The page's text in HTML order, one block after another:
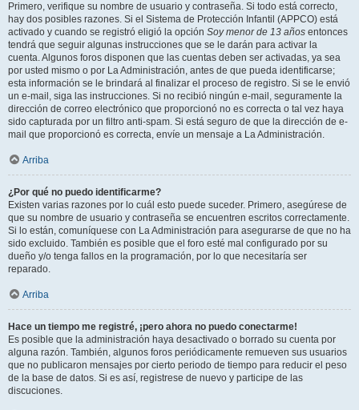
Primero, verifique su nombre de usuario y contraseña. Si todo está correcto,
hay dos posibles razones. Si el Sistema de Protección Infantil (APPCO) está
activado y cuando se registró eligió la opción Soy menor de 13 años entonces
tendrá que seguir algunas instrucciones que se le darán para activar la
cuenta. Algunos foros disponen que las cuentas deben ser activadas, ya sea
por usted mismo o por La Administración, antes de que pueda identificarse;
esta información se le brindará al finalizar el proceso de registro. Si se le envió
un e-mail, siga las instrucciones. Si no recibió ningún e-mail, seguramente la
dirección de correo electrónico que proporcionó no es correcta o tal vez haya
sido capturada por un filtro anti-spam. Si está seguro de que la dirección de e-
mail que proporcionó es correcta, envíe un mensaje a La Administración.
Arriba
¿Por qué no puedo identificarme?
Existen varias razones por lo cuál esto puede suceder. Primero, asegúrese de
que su nombre de usuario y contraseña se encuentren escritos correctamente.
Si lo están, comuníquese con La Administración para asegurarse de que no ha
sido excluido. También es posible que el foro esté mal configurado por su
dueño y/o tenga fallos en la programación, por lo que necesitaría ser
reparado.
Arriba
Hace un tiempo me registré, ¡pero ahora no puedo conectarme!
Es posible que la administración haya desactivado o borrado su cuenta por
alguna razón. También, algunos foros periódicamente remueven sus usuarios
que no publicaron mensajes por cierto periodo de tiempo para reducir el peso
de la base de datos. Si es así, registrese de nuevo y participe de las
discuciones.